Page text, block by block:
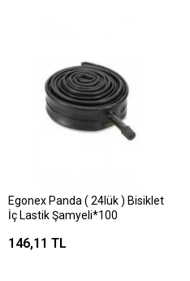
Egonex Panda ( 24lük ) Bisiklet
İç Lastik Şamyeli*100
146,11 TL